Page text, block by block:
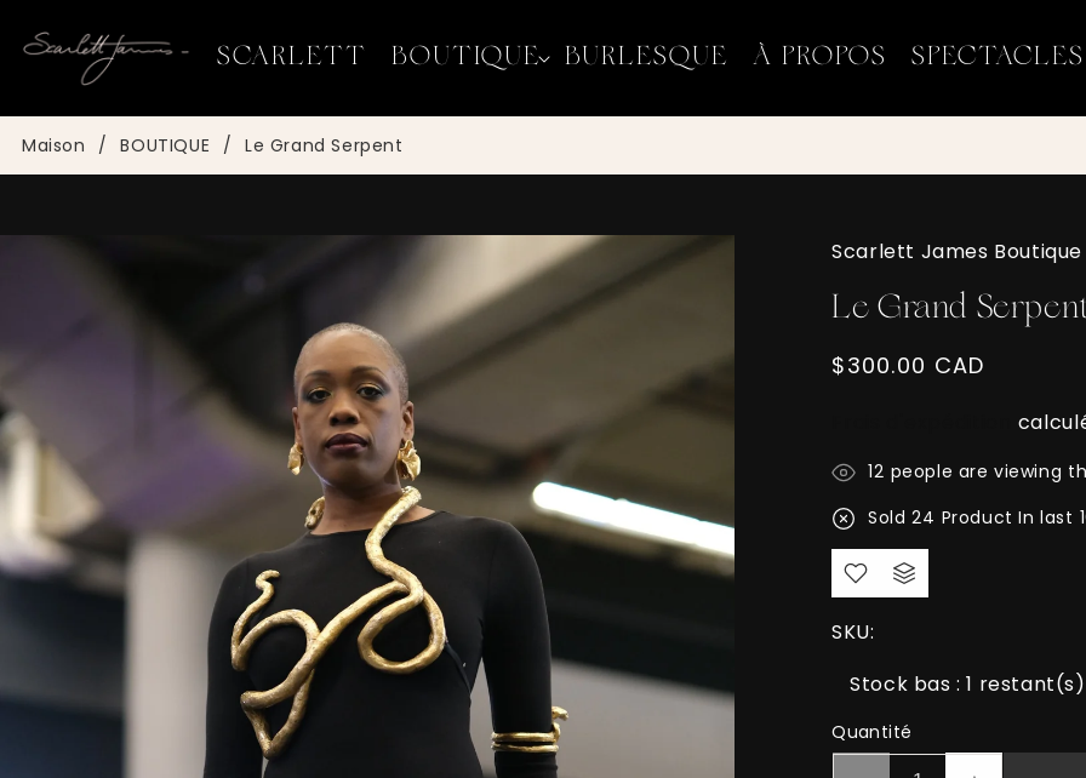
PASSER
AU
CONTENU
SCARLETT BOUTIQUE BURLESQUE À PROPOS SPECTACLES
Maison / BOUTIQUE / Le Grand Serpent
PASSER AUX
Scarlett James Boutique
Le Grand
Prix
$300.00 CAD
14 people are viewing
Sold 21 Product In last
SKU:
Stock bas : 1 restant(s)
Quantité